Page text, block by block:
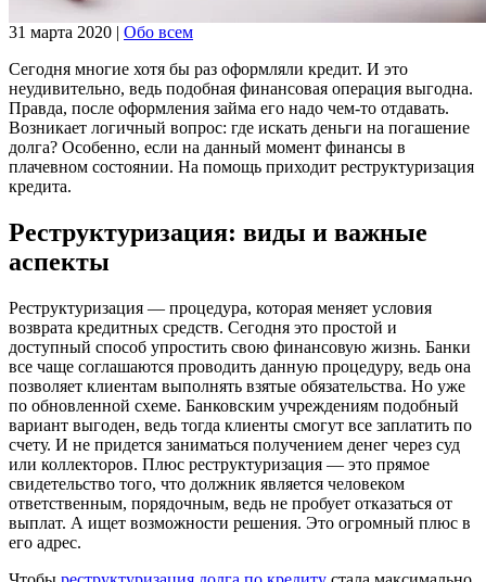
31 марта 2020 | Обо всем
Сегодня многие хотя бы раз оформляли кредит. И это
неудивительно, ведь подобная финансовая операция выгодна.
Правда, после оформления займа его надо чем-то отдавать.
Возникает логичный вопрос: где искать деньги на погашение
долга? Особенно, если на данный момент финансы в
плачевном состоянии. На помощь приходит реструктуризация
кредита.
Реструктуризация: виды и важные
аспекты
Реструктуризация — процедура, которая меняет условия
возврата кредитных средств. Сегодня это простой и
доступный способ упростить свою финансовую жизнь. Банки
все чаще соглашаются проводить данную процедуру, ведь она
позволяет клиентам выполнять взятые обязательства. Но уже
по обновленной схеме. Банковским учреждениям подобный
вариант выгоден, ведь тогда клиенты смогут все заплатить по
счету. И не придется заниматься получением денег через суд
или коллекторов. Плюс реструктуризация — это прямое
свидетельство того, что должник является человеком
ответственным, порядочным, ведь не пробует отказаться от
выплат. А ищет возможности решения. Это огромный плюс в
его адрес.